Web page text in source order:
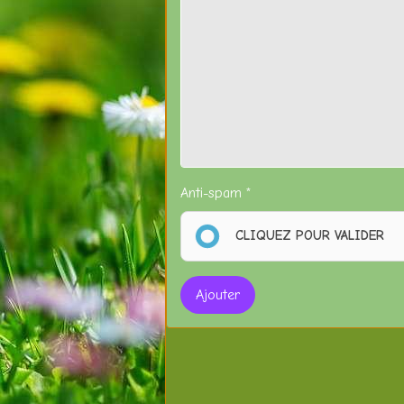
Anti-spam
CLIQUEZ POUR VALIDER
Ajouter